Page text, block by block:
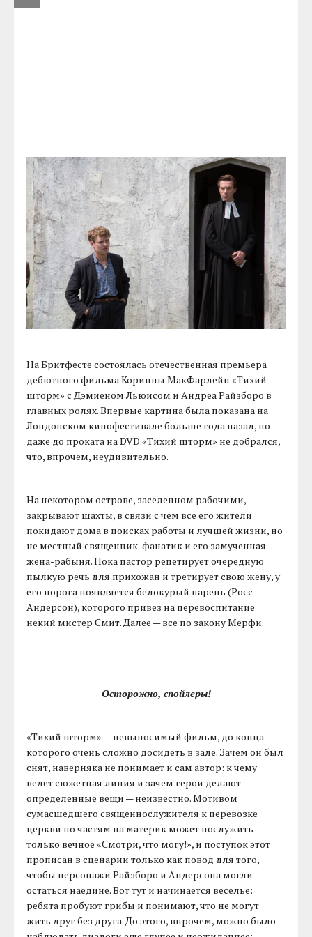
На Бритфесте состоялась отечественная премьера
дебютного фильма Коринны МакФарлейн «Тихий
шторм» с Дэмиеном Льюисом и Андреа Райзборо в
главных ролях. Впервые картина была показана на
Лондонском кинофестивале больше года назад, но
даже до проката на DVD «Тихий шторм» не добрался,
что, впрочем, неудивительно.
На некотором острове, заселенном рабочими,
закрывают шахты, в связи с чем все его жители
покидают дома в поисках работы и лучшей жизни, но
не местный священник-фанатик и его замученная
жена-рабыня. Пока пастор репетирует очередную
пылкую речь для прихожан и третирует свою жену, у
его порога появляется белокурый парень (Росс
Андерсон), которого привез на перевоспитание
некий мистер Смит. Далее — все по закону Мерфи.
Осторожно, спойлеры!
«Тихий шторм» — невыносимый фильм, до конца
которого очень сложно досидеть в зале. Зачем он был
снят, наверняка не понимает и сам автор: к чему
ведет сюжетная линия и зачем герои делают
определенные вещи — неизвестно. Мотивом
сумасшедшего священнослужителя к перевозке
церкви по частям на материк может послужить
только вечное «Смотри, что могу!», и поступок этот
прописан в сценарии только как повод для того,
чтобы персонажи Райзборо и Андерсона могли
остаться наедине. Вот тут и начинается веселье:
ребята пробуют грибы и понимают, что не могут
жить друг без друга. До этого, впрочем, можно было